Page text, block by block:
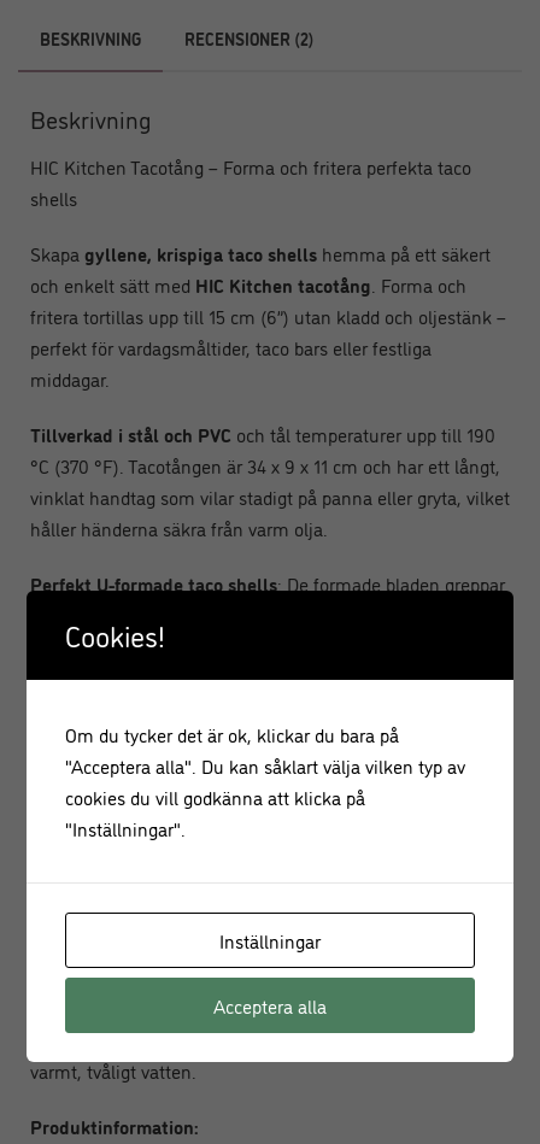
BESKRIVNING RECENSIONER (2)
Beskrivning
HIC Kitchen Tacotång – Forma och fritera perfekta taco
shells
Skapa gyllene, krispiga taco shells hemma på ett säkert
och enkelt sätt med HIC Kitchen tacotång . Forma och
fritera tortillas upp till 15 cm (6”) utan kladd och oljestänk –
perfekt för vardagsmåltider, taco bars eller festliga
middagar.
Tillverkad i stål och PVC och tål temperaturer upp till 190
°C (370 °F). Tacotången är 34 x 9 x 11 cm och har ett långt,
vinklat handtag som vilar stadigt på panna eller gryta, vilket
håller händerna säkra från varm olja.
Perfekt U-formade taco shells: De formade bladen greppar
öppna tråddesignen dränerar överflödig olja snabbt och ger
extra krispiga taco shells varje gång.
Praktisk och mångsidig: Tillaga flera taco shells snabbt till
familjemåltider, fester eller matlagning i förväg. Undvik
trasiga eller ojämna shells som ofta följer med färdigköpta
förpackningar. Fungerar med mjöl-, majs-, glutenfria eller
vegetariska tacos.
: Forma tortillas till fullstora eller mini
taco shells för aptitretare, dips, desserter, frukt, glass eller
pudding. Kompakt design gör att tacotången enkelt kan
förvaras. Robust och hållbar konstruktion, handdiskas i
varmt, tvåligt vatten.
Produktinformation:
Cookies!
Om du tycker det är ok, klickar du bara på
"Acceptera alla". Du kan såklart välja vilken typ av
cookies du vill godkänna att klicka på
"Inställningar".
Inställningar
Acceptera alla